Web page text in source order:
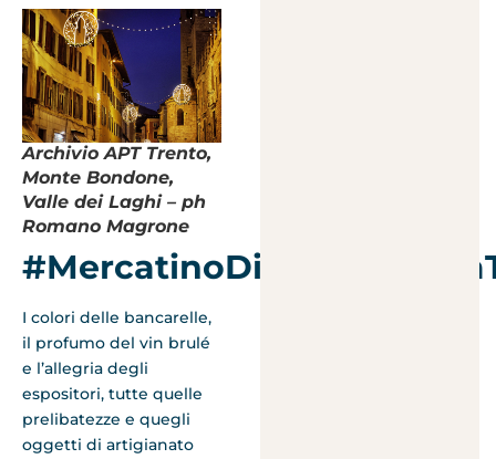
Archivio APT Trento,
Monte Bondone,
Valle dei Laghi – ph
Romano Magrone
I colori delle bancarelle,
il profumo del vin brulé
e l’allegria degli
espositori, tutte quelle
prelibatezze e quegli
oggetti di artigianato